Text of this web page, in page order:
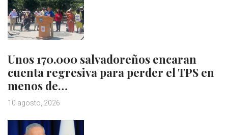
Unos 170.000 salvadoreños encaran
cuenta regresiva para perder el TPS en
menos de…
10 agosto, 2026